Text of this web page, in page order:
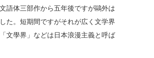
語体三部作から五年後ですが鷗外は
た。短期間ですがそれが広く文学界
文學界」などは日本浪漫主義と呼ば